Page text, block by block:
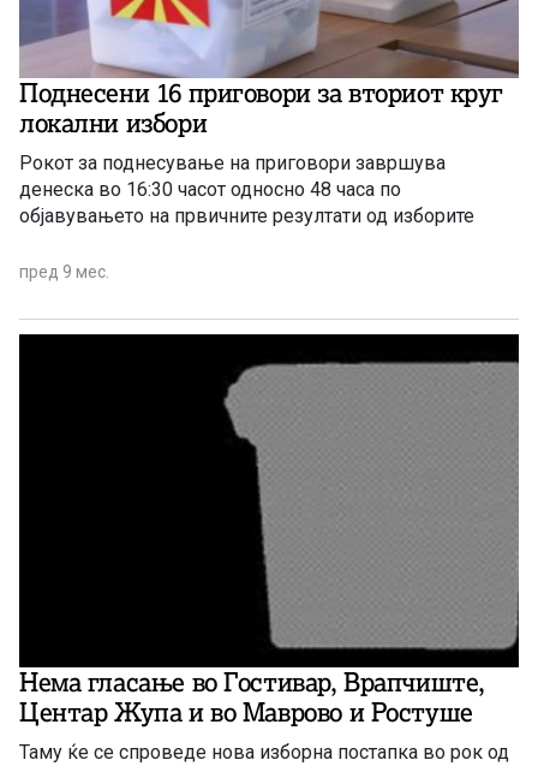
Поднесени 16 приговори за вториот круг
локални избори
Рокот за поднесување на приговори завршува
денеска во 16:30 часот односно 48 часа по
објавувањето на првичните резултати од изборите
пред 9 мес.
Нема гласање во Гостивар, Врапчиште,
Центар Жупа и во Маврово и Ростуше
Таму ќе се спроведе нова изборна постапка во рок од